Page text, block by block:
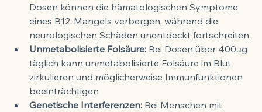
Dosen können die hämatologischen Symptome
eines B12-Mangels verbergen, während die
neurologischen Schäden unentdeckt fortschreiten
Unmetabolisierte Folsäure: Bei Dosen über 400µg
täglich kann unmetabolisierte Folsäure im Blut
zirkulieren und möglicherweise Immunfunktionen
beeinträchtigen
Genetische Interferenzen: Bei Menschen mit